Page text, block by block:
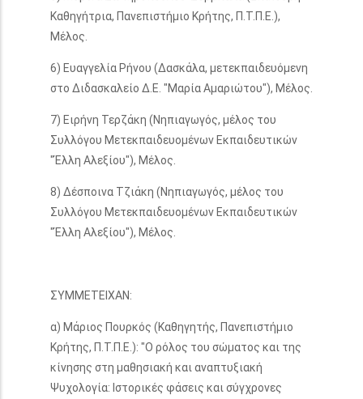
Καθηγήτρια, Πανεπιστήμιο Κρήτης, Π.Τ.Π.Ε.),
Μέλος.
6) Ευαγγελία Ρήνου (Δασκάλα, μετεκπαιδευόμενη
στο Διδασκαλείο Δ.Ε. "Μαρία Αμαριώτου"), Μέλος.
7) Ειρήνη Τερζάκη (Νηπιαγωγός, μέλος του
Συλλόγου Μετεκπαιδευομένων Εκπαιδευτικών
"Έλλη Αλεξίου"), Μέλος.
8) Δέσποινα Τζιάκη (Νηπιαγωγός, μέλος του
Συλλόγου Μετεκπαιδευομένων Εκπαιδευτικών
"Έλλη Αλεξίου"), Μέλος.
ΣΥΜΜΕΤΕΙΧΑΝ:
α) Μάριος Πουρκός (Καθηγητής, Πανεπιστήμιο
Κρήτης, Π.Τ.Π.Ε.): "Ο ρόλος του σώματος και της
κίνησης στη μαθησιακή και αναπτυξιακή
Ψυχολογία: Ιστορικές φάσεις και σύγχρονες